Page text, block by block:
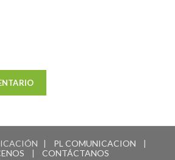
| PL COMUNICACION |
| CONTÁCTANOS